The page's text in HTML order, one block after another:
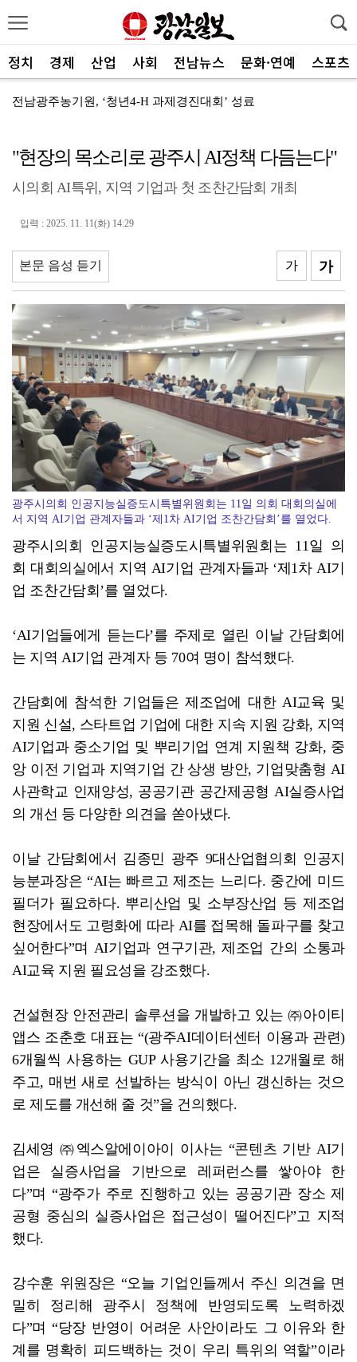
정치 경제 산업 사회 전남뉴스 문화·연예 스포츠
전남광주농기원, ‘청년4-H 과제경진대회’ 성료
광주신보, 전통시장에 폭염 극복 생수 나눔
신안군, 국비 확보로 어르신 맞춤형 운동 프로그램 지속
전남광주통합특별시, 전국 최초 ‘섬 반값 여행’
전남광주통합특별시, 공공기관 유치 총력전 돌입
전남광주특별시, 광주권 시내버스 노선개편 계획대로 추진
"서남권 반도체 클러스터 성공의 핵심은 ‘정주여건’
한 여름에 찾아온 산타…아동센터에 특별한 선물 전달
전남정보문화진흥원, SW교육 전문강사 양성과정 성료
"현장의 목소리로 광주시 AI정책 다듬는다"
시의회 AI특위, 지역 기업과 첫 조찬간담회 개최
입력 : 2025. 11. 11(화) 14:29
본문 음성 듣기 가
가
광주시의회 인공지능실증도시특별위원회는 11일 의회 대회의실에
서 지역 AI기업 관계자들과 ‘제1차 AI기업 조찬간담회’를 열었다.
광주시의회 인공지능실증도시특별위원회는 11일 의
회 대회의실에서 지역 AI기업 관계자들과 ‘제1차 AI기
업 조찬간담회’를 열었다.
‘AI기업들에게 듣는다’를 주제로 열린 이날 간담회에
는 지역 AI기업 관계자 등 70여 명이 참석했다.
간담회에 참석한 기업들은 제조업에 대한 AI교육 및
지원 신설, 스타트업 기업에 대한 지속 지원 강화, 지역
AI기업과 중소기업 및 뿌리기업 연계 지원책 강화, 중
앙 이전 기업과 지역기업 간 상생 방안, 기업맞춤형 AI
사관학교 인재양성, 공공기관 공간제공형 AI실증사업
의 개선 등 다양한 의견을 쏟아냈다.
이날 간담회에서 김종민 광주 9대산업협의회 인공지
능분과장은 “AI는 빠르고 제조는 느리다. 중간에 미드
필더가 필요하다. 뿌리산업 및 소부장산업 등 제조업
현장에서도 고령화에 따라 AI를 접목해 돌파구를 찾고
싶어한다”며 AI기업과 연구기관, 제조업 간의 소통과
AI교육 지원 필요성을 강조했다.
건설현장 안전관리 솔루션을 개발하고 있는 ㈜아이티
앱스 조춘호 대표는 “(광주AI데이터센터 이용과 관련)
6개월씩 사용하는 GUP 사용기간을 최소 12개월로 해
주고, 매번 새로 선발하는 방식이 아닌 갱신하는 것으
로 제도를 개선해 줄 것”을 건의했다.
김세영 ㈜엑스알에이아이 이사는 “콘텐츠 기반 AI기
업은 실증사업을 기반으로 레퍼런스를 쌓아야 한
다”며 “광주가 주로 진행하고 있는 공공기관 장소 제
공형 중심의 실증사업은 접근성이 떨어진다”고 지적
했다.
강수훈 위원장은 “오늘 기업인들께서 주신 의견을 면
밀히 정리해 광주시 정책에 반영되도록 노력하겠
다”며 “당장 반영이 어려운 사안이라도 그 이유와 한
계를 명확히 피드백하는 것이 우리 특위의 역할”이라